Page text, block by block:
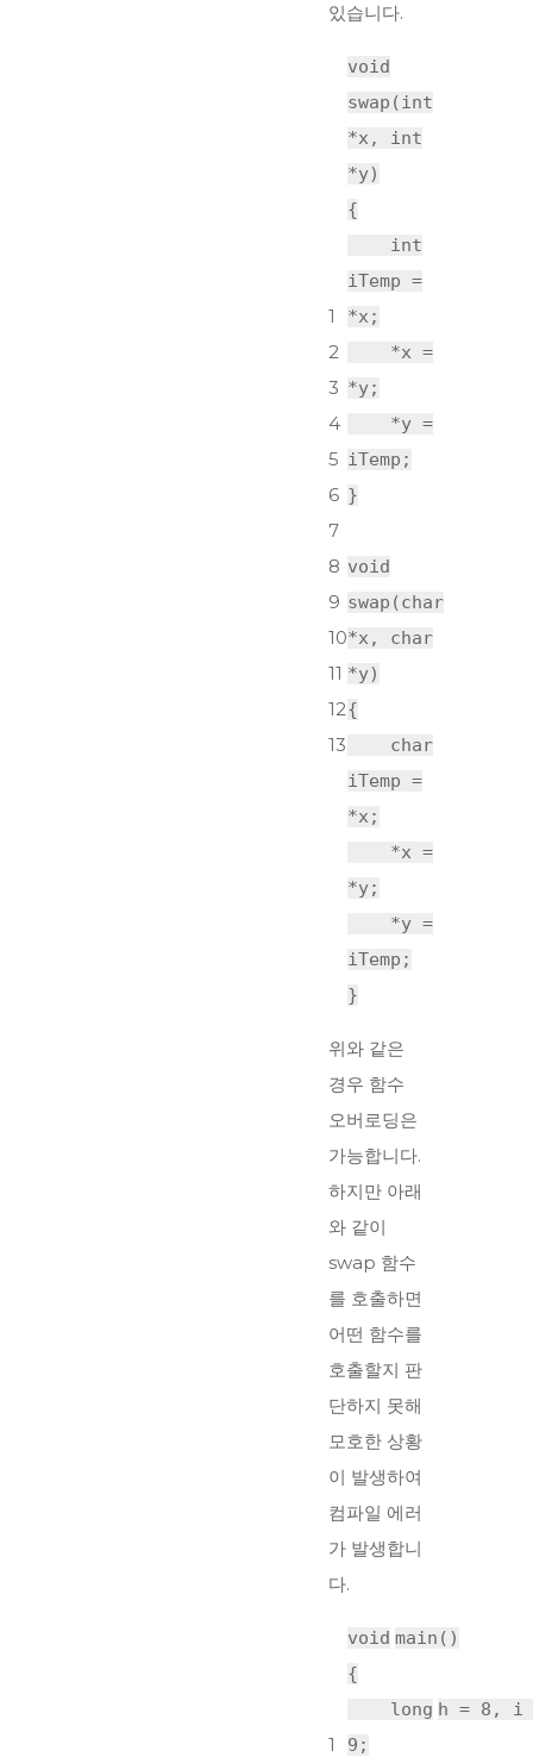
있습니다.
1
2
3
4
5
6
7
8
9
10
11
12
13
void
swap(int
*x, int
*y)
{
int
iTemp =
*x;
*x =
*y;
*y =
iTemp;
}
void
swap(char
*x, char
*y)
{
char
iTemp =
*x;
*x =
*y;
*y =
iTemp;
}
위와 같은
경우 함수
오버로딩은
가능합니다.
하지만 아래
와 같이
swap 함수
를 호출하면
어떤 함수를
호출할지 판
단하지 못해
모호한 상황
이 발생하여
컴파일 에러
가 발생합니
다.
1
void main()
{
long h = 8, i
9;